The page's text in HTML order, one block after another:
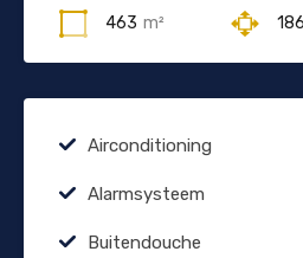
463 m²
Airconditioning
Alarmsysteem
Buitendouche